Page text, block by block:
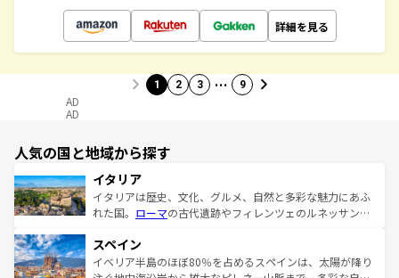
詳細を見る
1 2 3 … 9
AD
AD
人気の国と地域から探す
イタリア
イタリアは歴史、文化、グルメ、自然と多彩な魅力にあふ
れた国。 ローマの古代遺跡やフィレンツェのルネッサンス
ろん、トスカーナの美しい田園風景やアマルフィ海岸の絶
景など、自然景観も見逃せない。観光の合間には、本場の
スペイン
イベリア半島のほぼ80％を占めるスペインは、太陽が降り